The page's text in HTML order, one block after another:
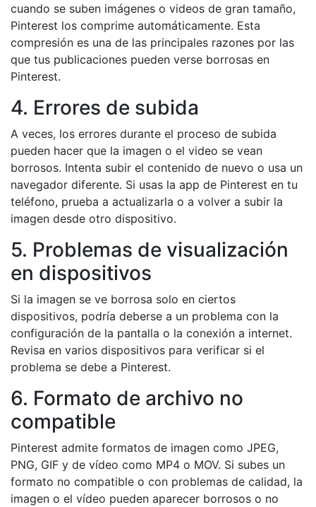
cuando se suben imágenes o videos de gran tamaño,
Pinterest los comprime automáticamente. Esta
compresión es una de las principales razones por las
que tus publicaciones pueden verse borrosas en
Pinterest.
4. Errores de subida
A veces, los errores durante el proceso de subida
pueden hacer que la imagen o el video se vean
borrosos. Intenta subir el contenido de nuevo o usa un
navegador diferente. Si usas la app de Pinterest en tu
teléfono, prueba a actualizarla o a volver a subir la
imagen desde otro dispositivo.
5. Problemas de visualización
en dispositivos
Si la imagen se ve borrosa solo en ciertos
dispositivos, podría deberse a un problema con la
configuración de la pantalla o la conexión a internet.
Revisa en varios dispositivos para verificar si el
problema se debe a Pinterest.
6. Formato de archivo no
compatible
Pinterest admite formatos de imagen como JPEG,
PNG, GIF y de vídeo como MP4 o MOV. Si subes un
formato no compatible o con problemas de calidad, la
imagen o el vídeo pueden aparecer borrosos o no